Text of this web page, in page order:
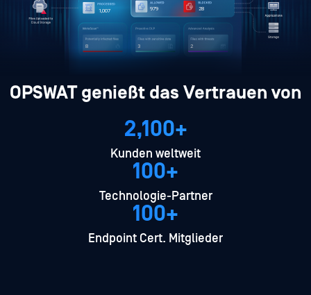
3,473
27 12 6
3,375 98
OPSWAT genießt das Vertrauen von
2,100+
Kunden weltweit
100+
Technologie-Partner
100+
Endpoint Cert. Mitglieder